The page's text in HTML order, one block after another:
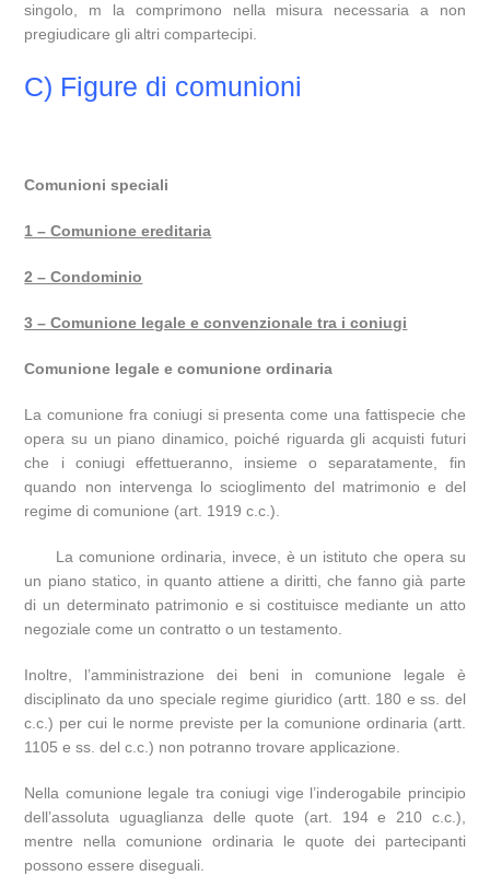
singolo, m la comprimono nella misura necessaria a non
pregiudicare gli altri compartecipi.
C) Figure di comunioni
Comunioni speciali
1 – Comunione ereditaria
2 – Condominio
3 – Comunione legale e convenzionale tra i coniugi
Comunione legale e comunione ordinaria
La comunione fra coniugi si presenta come una fattispecie che
opera su un piano dinamico, poiché riguarda gli acquisti futuri
che i coniugi effettueranno, insieme o separatamente, fin
quando non intervenga lo scioglimento del matrimonio e del
regime di comunione (art. 1919 c.c.).
La comunione ordinaria, invece, è un istituto che opera su
un piano statico, in quanto attiene a diritti, che fanno già parte
di un determinato patrimonio e si costituisce mediante un atto
negoziale come un contratto o un testamento.
Inoltre, l’amministrazione dei beni in comunione legale è
disciplinato da uno speciale regime giuridico (artt. 180 e ss. del
c.c.) per cui le norme previste per la comunione ordinaria (artt.
1105 e ss. del c.c.) non potranno trovare applicazione.
Nella comunione legale tra coniugi vige l’inderogabile principio
dell’assoluta uguaglianza delle quote (art. 194 e 210 c.c.),
mentre nella comunione ordinaria le quote dei partecipanti
possono essere diseguali.